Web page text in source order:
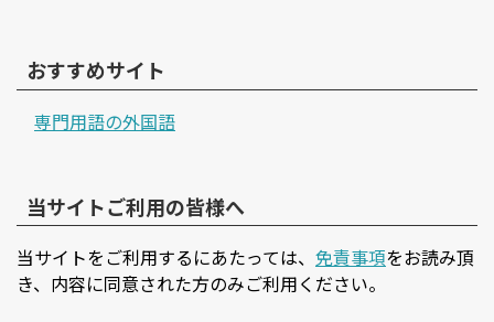
おすすめサイト
専門用語の外国語
当サイトご利用の皆様へ
当サイトをご利用するにあたっては、 免責事項をお読み頂
き、内容に同意された方のみご利用ください。